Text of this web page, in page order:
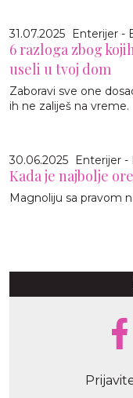
31.07.2025 Enterijer -
6 razloga zbog
useli u tvoj dom
Zaboravi sve one
ih ne zaliješ na vreme.
30.06.2025 Enterijer -
Kada je najbolje
Magnoliju sa pravom